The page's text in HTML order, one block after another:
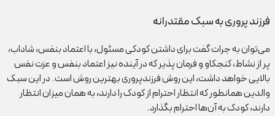
فرزند پروری به سبک مقتدرانه
می‌توان به جرات گفت برای داشتن کودکی مسئول، با اعتماد بنفس، شاداب،
پر از نشاط، کنجکاو و فرمان پذیر که در آینده نیز اعتماد بنفس و عزت نفس
بالایی خواهد داشت، این روش فرزندپروری بهترین روش است. در این سبک
والدین همانطور که انتظار احترام از کودک را دارند، به همان میزان انتظار
دارند، کودک به آن‌ها احترام بگذارد.